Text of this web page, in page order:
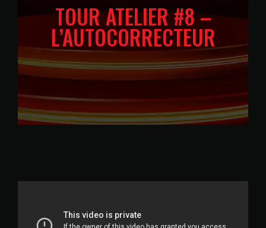
TOUR ATELIER #8 –
L’AUTOCORRECTEUR